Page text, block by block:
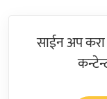
साईन अप